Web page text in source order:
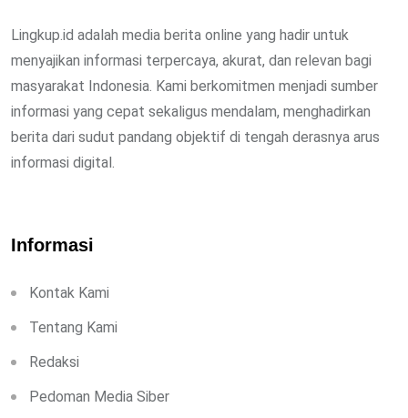
Lingkup.id adalah media berita online yang hadir untuk
menyajikan informasi terpercaya, akurat, dan relevan bagi
masyarakat Indonesia. Kami berkomitmen menjadi sumber
informasi yang cepat sekaligus mendalam, menghadirkan
berita dari sudut pandang objektif di tengah derasnya arus
informasi digital.
Informasi
Kontak Kami
Tentang Kami
Redaksi
Pedoman Media Siber